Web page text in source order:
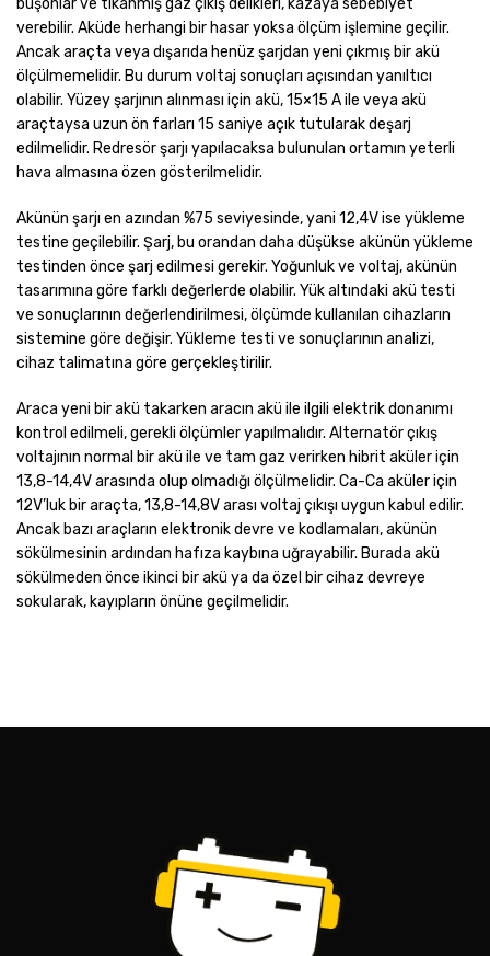
verebilir. Aküde herhangi bir hasar yoksa ölçüm işlemine geçilir.
Ancak araçta veya dışarıda henüz şarjdan yeni çıkmış bir akü
ölçülmemelidir. Bu durum voltaj sonuçları açısından yanıltıcı
olabilir. Yüzey şarjının alınması için akü, 15×15 A ile veya akü
araçtaysa uzun ön farları 15 saniye açık tutularak deşarj
edilmelidir. Redresör şarjı yapılacaksa bulunulan ortamın yeterli
hava almasına özen gösterilmelidir.
Akünün şarjı en azından %75 seviyesinde, yani 12,4V ise yükleme
testine geçilebilir. Şarj, bu orandan daha düşükse akünün yükleme
testinden önce şarj edilmesi gerekir. Yoğunluk ve voltaj, akünün
tasarımına göre farklı değerlerde olabilir. Yük altındaki akü testi
ve sonuçlarının değerlendirilmesi, ölçümde kullanılan cihazların
sistemine göre değişir. Yükleme testi ve sonuçlarının analizi,
cihaz talimatına göre gerçekleştirilir.
Araca yeni bir akü takarken aracın akü ile ilgili elektrik donanımı
kontrol edilmeli, gerekli ölçümler yapılmalıdır. Alternatör çıkış
voltajının normal bir akü ile ve tam gaz verirken hibrit aküler için
13,8-14,4V arasında olup olmadığı ölçülmelidir. Ca-Ca aküler için
12V’luk bir araçta, 13,8-14,8V arası voltaj çıkışı uygun kabul edilir.
Ancak bazı araçların elektronik devre ve kodlamaları, akünün
sökülmesinin ardından hafıza kaybına uğrayabilir. Burada akü
sökülmeden önce ikinci bir akü ya da özel bir cihaz devreye
sokularak, kayıpların önüne geçilmelidir.